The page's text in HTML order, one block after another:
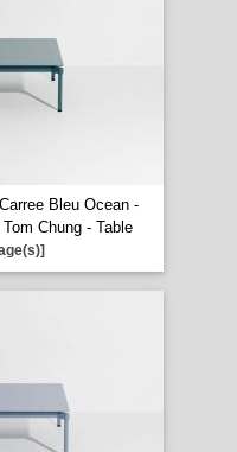
Bleu Ocean -
Chung - Table